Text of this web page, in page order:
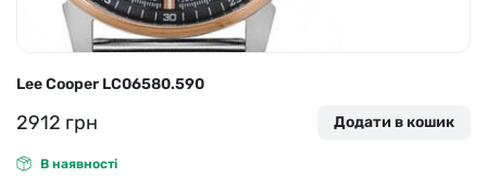
Lee Cooper LC06580.590
2912 грн Додати в кошик
В наявності